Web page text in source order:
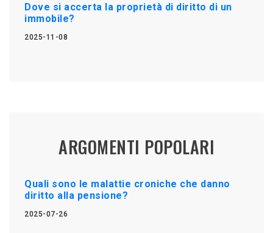
Dove si accerta la proprietà di diritto di un
immobile?
2025-11-08
ARGOMENTI POPOLARI
Quali sono le malattie croniche che danno
diritto alla pensione?
2025-07-26